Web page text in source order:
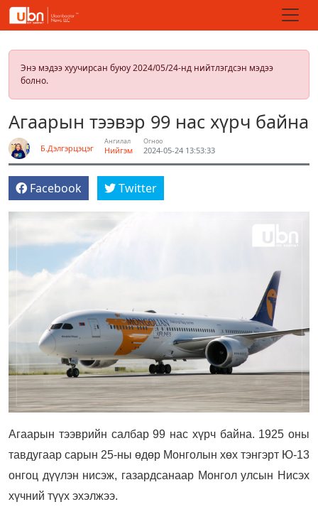
Энэ мэдээ хуучирсан буюу 2024/05/24-нд нийтлэгдсэн мэдээ
болно.
Агаарын тээвэр 99 нас хүрч байна
Б.Дэлгэрцэцэг
Ангилал
Нийгэм
Огноо
2024-05-24 13:53:33
Facebook Twitter
Агаарын тээврийн салбар 99 нас хүрч байна. 1925 оны
тавдугаар сарын 25-ны өдөр Монголын хөх тэнгэрт Ю-13
онгоц дүүлэн нисэж, газардсанаар Монгол улсын Нисэх
хүчний түүх эхэлжээ.